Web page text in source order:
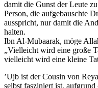
damit die Gunst der Leute
Person, die aufgebauschte
ausspricht, nur damit die
halten.
Ibn Al-Mubaarak, möge
„Vielleicht wird eine große
vielleicht wird eine kleine
’Ujb ist der Cousin von
selbst fasziniert ist, aufgrund